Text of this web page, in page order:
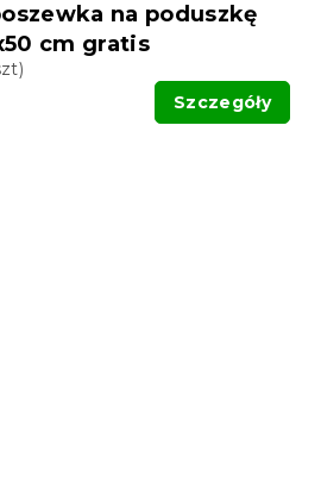
na poduszkę
cm gratis
Szczegóły